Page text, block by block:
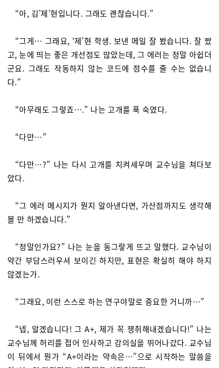
“아, 김’제’현입니다. 그래도 괜찮습니다.”
“그게… 그래요, ‘제’현 학생. 보낸 메일 잘 봤습니다. 잘 짰
고, 눈에 띄는 좋은 개선점도 많았는데, 그 에러는 정말 아쉽더
군요. 그래도 작동하지 않는 코드에 점수를 줄 수는 없습니
다.”
“아무래도 그렇죠….” 나는 고개를 푹 숙였다.
“다만…”
“다만…?” 나는 다시 고개를 치켜세우며 교수님을 쳐다보
았다.
“그 에러 메시지가 뭔지 알아낸다면, 가산점까지도 생각해
볼 만 하겠습니다.”
“정말인가요?” 나는 눈을 동그랗게 뜨고 말했다. 교수님이
약간 부담스러우셔 보이긴 하지만, 표현은 확실히 해야 하지
않겠는가.
“그래요, 이런 스스로 하는 연구야말로 중요한 거니까…”
“넵, 알겠습니다! 그 A+, 제가 꼭 쟁취해내겠습니다!” 나는
교수님께 허리를 접어 인사하고 강의실을 뛰어나갔다. 교수님
이 뒤에서 뭔가 “A+이라는 약속은…”으로 시작하는 말씀을